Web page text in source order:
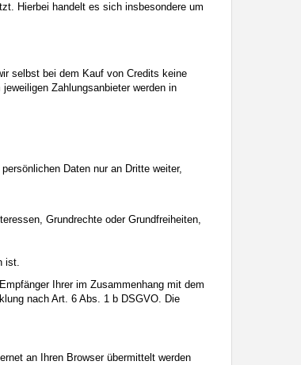
Hierbei handelt es sich insbesondere um
selbst bei dem Kauf von Credits keine
Zahlungsanbieter werden in
Daten nur an Dritte weiter,
Grundrechte oder Grundfreiheiten,
ist.
Ihrer im Zusammenhang mit dem
nach Art. 6 Abs. 1 b DSGVO. Die
an Ihren Browser übermittelt werden